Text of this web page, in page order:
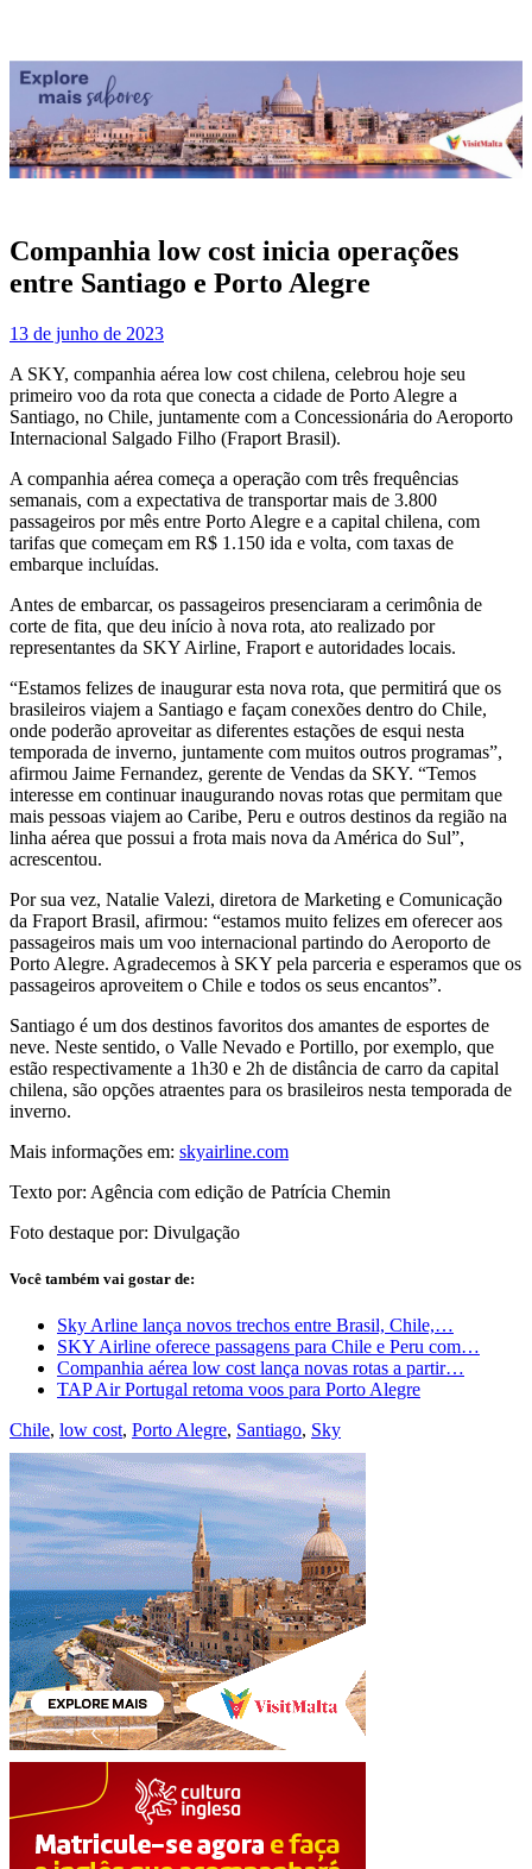
Companhia low cost inicia operações
entre Santiago e Porto Alegre
13 de junho de 2023
A SKY, companhia aérea low cost chilena, celebrou hoje seu
primeiro voo da rota que conecta a cidade de Porto Alegre a
Santiago, no Chile, juntamente com a Concessionária do Aeroporto
Internacional Salgado Filho (Fraport Brasil).
A companhia aérea começa a operação com três frequências
semanais, com a expectativa de transportar mais de 3.800
passageiros por mês entre Porto Alegre e a capital chilena, com
tarifas que começam em R$ 1.150 ida e volta, com taxas de
embarque incluídas.
Antes de embarcar, os passageiros presenciaram a cerimônia de
corte de fita, que deu início à nova rota, ato realizado por
representantes da SKY Airline, Fraport e autoridades locais.
“Estamos felizes de inaugurar esta nova rota, que permitirá que os
brasileiros viajem a Santiago e façam conexões dentro do Chile,
onde poderão aproveitar as diferentes estações de esqui nesta
temporada de inverno, juntamente com muitos outros programas”,
afirmou Jaime Fernandez, gerente de Vendas da SKY. “Temos
interesse em continuar inaugurando novas rotas que permitam que
mais pessoas viajem ao Caribe, Peru e outros destinos da região na
linha aérea que possui a frota mais nova da América do Sul”,
acrescentou.
Por sua vez, Natalie Valezi, diretora de Marketing e Comunicação
da Fraport Brasil, afirmou: “estamos muito felizes em oferecer aos
passageiros mais um voo internacional partindo do Aeroporto de
Porto Alegre. Agradecemos à SKY pela parceria e esperamos que os
passageiros aproveitem o Chile e todos os seus encantos”.
Santiago é um dos destinos favoritos dos amantes de esportes de
neve. Neste sentido, o Valle Nevado e Portillo, por exemplo, que
estão respectivamente a 1h30 e 2h de distância de carro da capital
chilena, são opções atraentes para os brasileiros nesta temporada de
inverno.
Mais informações em: skyairline.com
Texto por: Agência com edição de Patrícia Chemin
Foto destaque por: Divulgação
Você também vai gostar de:
Sky Arline lança novos trechos entre Brasil, Chile,…
SKY Airline oferece passagens para Chile e Peru com…
Companhia aérea low cost lança novas rotas a partir…
TAP Air Portugal retoma voos para Porto Alegre
Chile, low cost, Porto Alegre, Santiago, Sky